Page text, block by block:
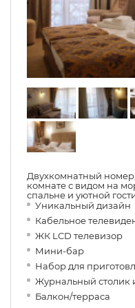
Двухкомнатный
комнате с видом на
спальне и уютной
Уникальный дизайн
Кабельное
ЖК LCD телевизор
Мини-бар
Набор для
Журнальный столик
Балкон/терраса